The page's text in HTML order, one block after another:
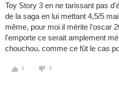
Toy Story 3 en ne tarissant pas
de la saga en lui mettant 4,5/5
même, pour moi il mérite l'oscar
l'emporte ce serait amplement
chouchou, comme ce fût le cas
2 0